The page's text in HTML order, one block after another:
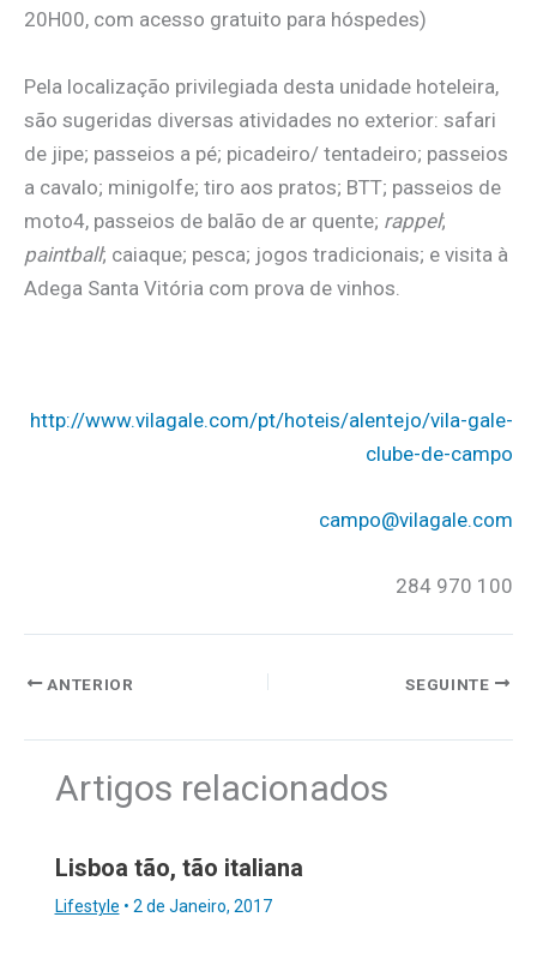
20H00, com acesso gratuito para hóspedes)
Pela localização privilegiada desta unidade hoteleira,
são sugeridas diversas atividades no exterior: safari
de jipe; passeios a pé; picadeiro/ tentadeiro; passeios
a cavalo; minigolfe; tiro aos pratos; BTT; passeios de
moto4, passeios de balão de ar quente; rappel;
paintball; caiaque; pesca; jogos tradicionais; e visita à
Adega Santa Vitória com prova de vinhos.
http://www.vilagale.com/pt/hoteis/alentejo/vila-gale-
clube-de-campo
campo@vilagale.com
284 970 100
ANTERIOR SEGUINTE
Artigos relacionados
Lisboa tão, tão italiana
Lifestyle • 2 de Janeiro, 2017